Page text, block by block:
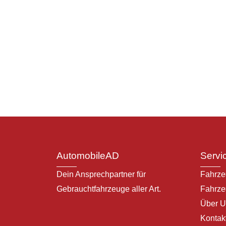
AutomobileAD
Dein Ansprechpartner für
Gebrauchtfahrzeuge allerArt.
Über